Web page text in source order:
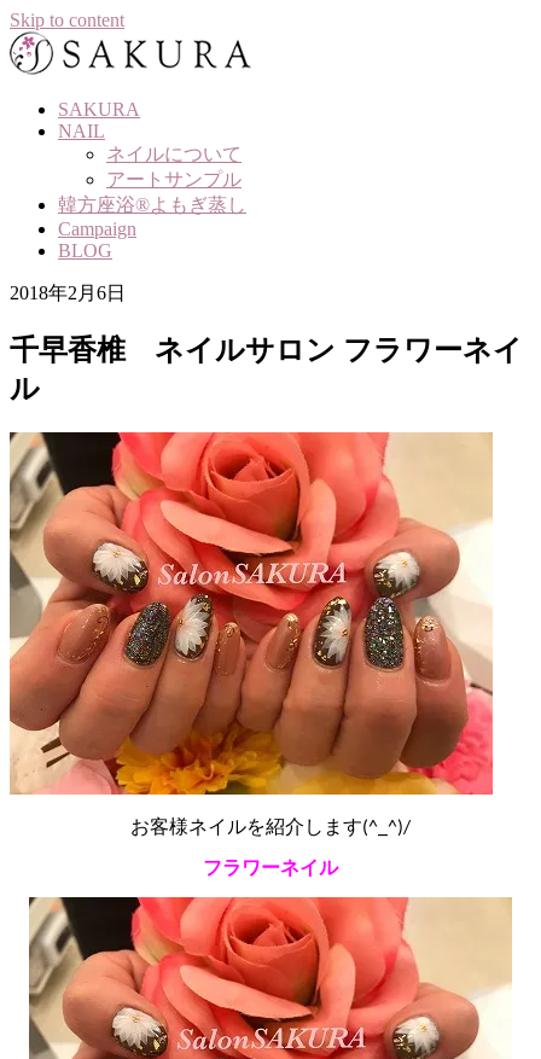
Skip to content
SAKURA
NAIL
ネイルについて
アートサンプル
韓方座浴®よもぎ蒸し
Campaign
BLOG
2018年2月6日
千早香椎 ネイルサロン フラワーネイ
ル
お客様ネイルを紹介します(^_^)/
フラワーネイル